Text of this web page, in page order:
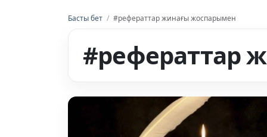
Басты бет / #рефераттар жинағы жоспарымен
#рефераттар